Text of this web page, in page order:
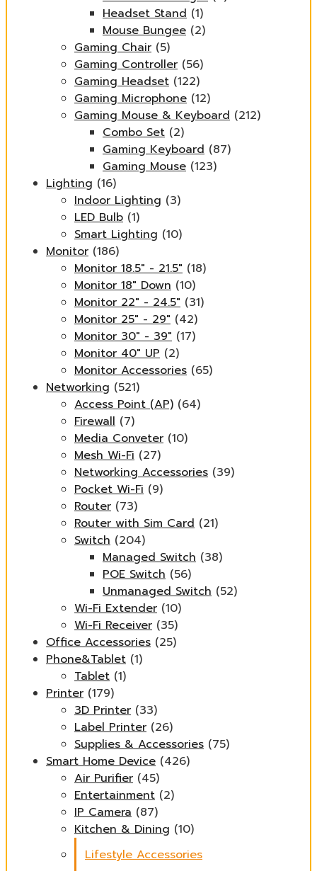
Headset Stand (1)
Mouse Bungee (2)
Gaming Chair (5)
Gaming Controller (56)
Gaming Headset (122)
Gaming Microphone (12)
Gaming Mouse & Keyboard (212)
Combo Set (2)
Gaming Keyboard (87)
Gaming Mouse (123)
Lighting (16)
Indoor Lighting (3)
LED Bulb (1)
Smart Lighting (10)
Monitor (186)
Monitor 18.5" - 21.5" (18)
Monitor 18" Down (10)
Monitor 22" - 24.5" (31)
Monitor 25" - 29" (42)
Monitor 30" - 39" (17)
Monitor 40" UP (2)
Monitor Accessories (65)
Networking (521)
Access Point (AP) (64)
Firewall (7)
Media Conveter (10)
Mesh Wi-Fi (27)
Networking Accessories (39)
Pocket Wi-Fi (9)
Router (73)
Router with Sim Card (21)
Switch (204)
Managed Switch (38)
POE Switch (56)
Unmanaged Switch (52)
Wi-Fi Extender (10)
Wi-Fi Receiver (35)
Office Accessories (25)
Phone&Tablet (1)
Tablet (1)
Printer (179)
3D Printer (33)
Label Printer (26)
Supplies & Accessories (75)
Smart Home Device (426)
Air Purifier (45)
Entertainment (2)
IP Camera (87)
Kitchen & Dining (10)
Lifestyle Accessories